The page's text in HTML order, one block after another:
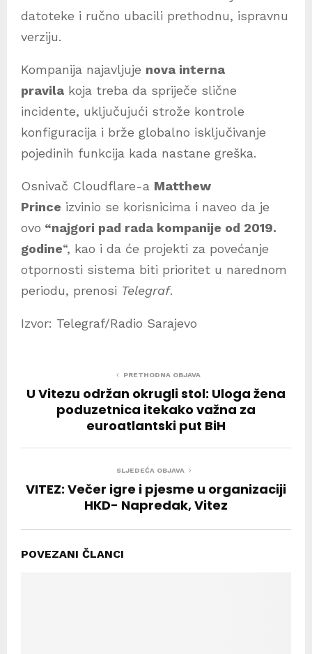
datoteke i ručno ubacili prethodnu, ispravnu
verziju.
Kompanija najavljuje nova interna
pravila koja treba da spriječe slične
incidente, uključujući strože kontrole
konfiguracija i brže globalno isključivanje
pojedinih funkcija kada nastane greška.
Osnivač Cloudflare-a Matthew
Prince izvinio se korisnicima i naveo da je
ovo “najgori pad rada kompanije od 2019.
godine“, kao i da će projekti za povećanje
otpornosti sistema biti prioritet u narednom
periodu, prenosi Telegraf.
Izvor: Telegraf/Radio Sarajevo
PRETHODNA OBJAVA
U Vitezu održan okrugli stol: Uloga žena
poduzetnica itekako važna za
euroatlantski put BiH
SLJEDEĆA OBJAVA
VITEZ: Večer igre i pjesme u organizaciji
HKD- Napredak, Vitez
POVEZANI ČLANCI